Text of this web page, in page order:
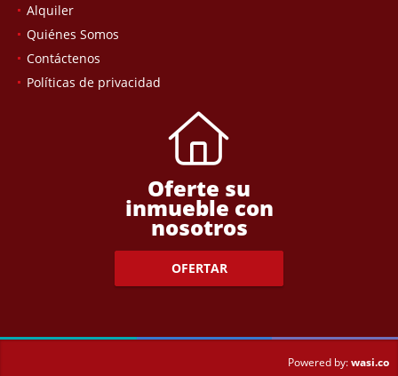
Alquiler
Quiénes Somos
Contáctenos
Políticas de privacidad
Oferte su
inmueble con
nosotros
OFERTAR
Powered by:wasi.co